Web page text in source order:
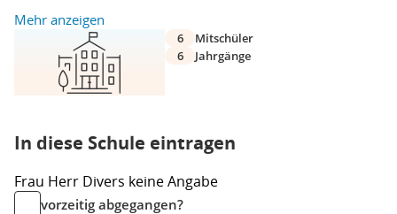
Mehr anzeigen
6
Mitschüler
6
Jahrgänge
In diese Schule eintragen
Frau Herr Divers keine Angabe
vorzeitig abgegangen?